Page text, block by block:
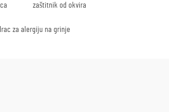
zaštitnik od okvira
za alergiju na grinje